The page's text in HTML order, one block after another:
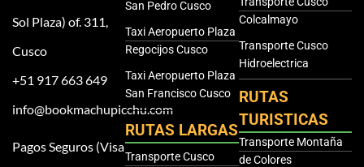
Sol Plaza) of. 311,
Cusco
+51 917 663 649
info@bookmachupicchu.com
Pagos Seguros (Visa
San Pedro Cusco
Taxi Aeropuerto Plaza
Regocijos Cusco
Taxi Aeropuerto Plaza
San Francisco Cusco
RUTAS LARGAS
Transporte Cusco
Colcalmayo
Transporte Cusco
Hidroelectrica
RUTAS
TURISTICAS
Transporte Montaña
de Colores